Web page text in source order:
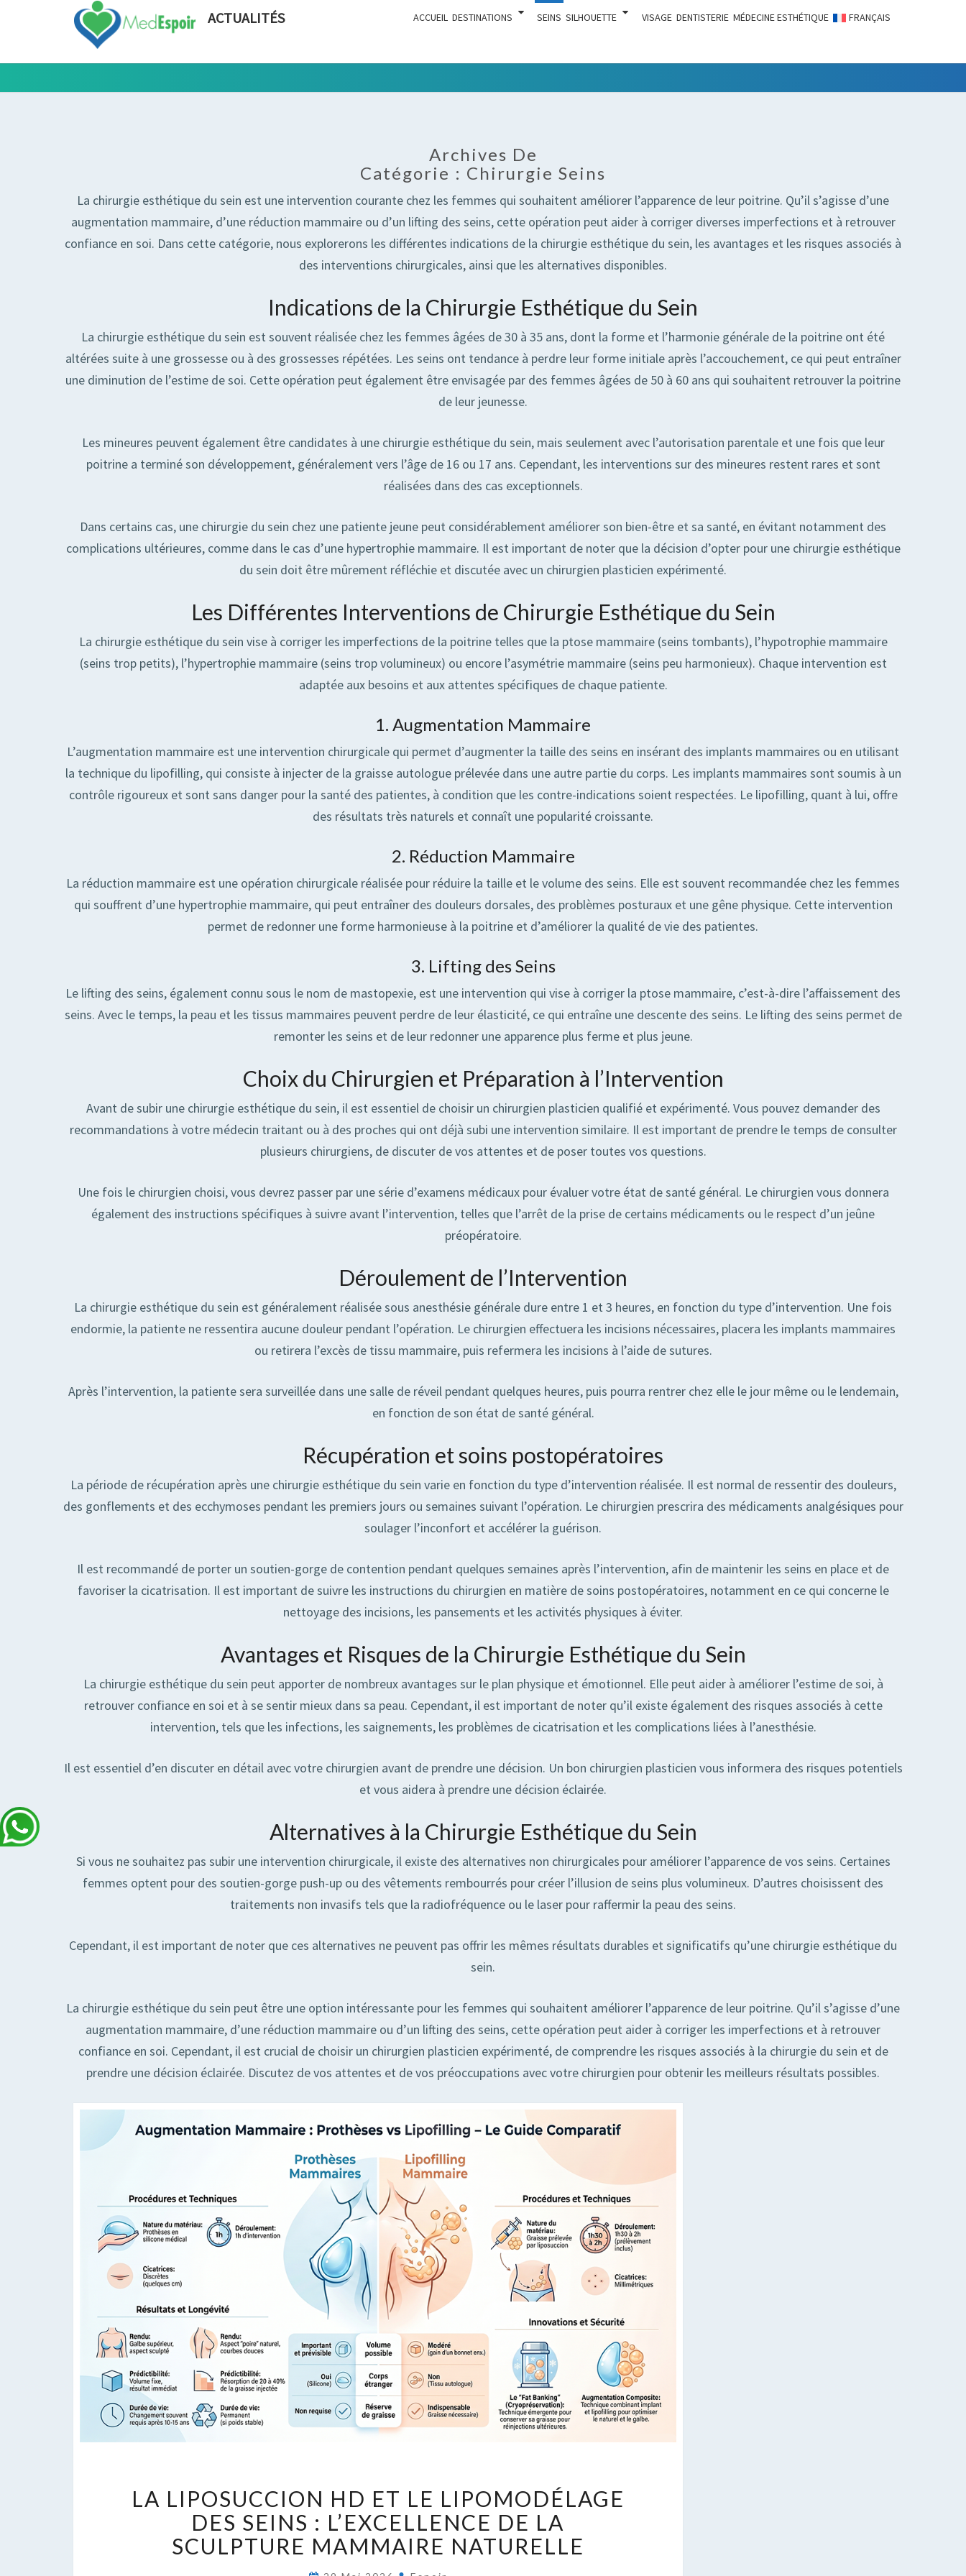
ACTUALITÉS ACCUEIL DESTINATIONS SEINS SILHOUETTE VISAGE DENTISTERIE MÉDECINE ESTHÉTIQUE FRANÇAIS
Tout Ce
Chirurgie
Esthétique
Archives De
Catégorie : Chirurgie Seins
La chirurgie esthétique du sein est une intervention courante chez les femmes qui souhaitent améliorer l’apparence de leur poitrine. Qu’il s’agisse d’une
augmentation mammaire, d’une réduction mammaire ou d’un lifting des seins, cette opération peut aider à corriger diverses imperfections et à retrouver
confiance en soi. Dans cette catégorie, nous explorerons les différentes indications de la chirurgie esthétique du sein, les avantages et les risques associés à
des interventions chirurgicales, ainsi que les alternatives disponibles.
Indications de la Chirurgie Esthétique du Sein
La chirurgie esthétique du sein est souvent réalisée chez les femmes âgées de 30 à 35 ans, dont la forme et l’harmonie générale de la poitrine ont été
altérées suite à une grossesse ou à des grossesses répétées. Les seins ont tendance à perdre leur forme initiale après l’accouchement, ce qui peut entraîner
une diminution de l’estime de soi. Cette opération peut également être envisagée par des femmes âgées de 50 à 60 ans qui souhaitent retrouver la poitrine
de leur jeunesse.
Les mineures peuvent également être candidates à une chirurgie esthétique du sein, mais seulement avec l’autorisation parentale et une fois que leur
poitrine a terminé son développement, généralement vers l’âge de 16 ou 17 ans. Cependant, les interventions sur des mineures restent rares et sont
réalisées dans des cas exceptionnels.
Dans certains cas, une chirurgie du sein chez une patiente jeune peut considérablement améliorer son bien-être et sa santé, en évitant notamment des
complications ultérieures, comme dans le cas d’une hypertrophie mammaire. Il est important de noter que la décision d’opter pour une chirurgie esthétique
du sein doit être mûrement réfléchie et discutée avec un chirurgien plasticien expérimenté.
Les Différentes Interventions de Chirurgie Esthétique du Sein
La chirurgie esthétique du sein vise à corriger les imperfections de la poitrine telles que la ptose mammaire (seins tombants), l’hypotrophie mammaire
(seins trop petits), l’hypertrophie mammaire (seins trop volumineux) ou encore l’asymétrie mammaire (seins peu harmonieux). Chaque intervention est
adaptée aux besoins et aux attentes spécifiques de chaque patiente.
1. Augmentation Mammaire
L’augmentation mammaire est une intervention chirurgicale qui permet d’augmenter la taille des seins en insérant des implants mammaires ou en utilisant
la technique du lipofilling, qui consiste à injecter de la graisse autologue prélevée dans une autre partie du corps. Les implants mammaires sont soumis à un
contrôle rigoureux et sont sans danger pour la santé des patientes, à condition que les contre-indications soient respectées. Le lipofilling, quant à lui, offre
des résultats très naturels et connaît une popularité croissante.
2. Réduction Mammaire
La réduction mammaire est une opération chirurgicale réalisée pour réduire la taille et le volume des seins. Elle est souvent recommandée chez les femmes
qui souffrent d’une hypertrophie mammaire, qui peut entraîner des douleurs dorsales, des problèmes posturaux et une gêne physique. Cette intervention
permet de redonner une forme harmonieuse à la poitrine et d’améliorer la qualité de vie des patientes.
3. Lifting des Seins
Le lifting des seins, également connu sous le nom de mastopexie, est une intervention qui vise à corriger la ptose mammaire, c’est-à-dire l’affaissement des
seins. Avec le temps, la peau et les tissus mammaires peuvent perdre de leur élasticité, ce qui entraîne une descente des seins. Le lifting des seins permet de
remonter les seins et de leur redonner une apparence plus ferme et plus jeune.
Choix du Chirurgien et Préparation à l’Intervention
Avant de subir une chirurgie esthétique du sein, il est essentiel de choisir un chirurgien plasticien qualifié et expérimenté. Vous pouvez demander des
recommandations à votre médecin traitant ou à des proches qui ont déjà subi une intervention similaire. Il est important de prendre le temps de consulter
plusieurs chirurgiens, de discuter de vos attentes et de poser toutes vos questions.
Une fois le chirurgien choisi, vous devrez passer par une série d’examens médicaux pour évaluer votre état de santé général. Le chirurgien vous donnera
également des instructions spécifiques à suivre avant l’intervention, telles que l’arrêt de la prise de certains médicaments ou le respect d’un jeûne
préopératoire.
Déroulement de l’Intervention
La chirurgie esthétique du sein est généralement réalisée sous anesthésie générale dure entre 1 et 3 heures, en fonction du type d’intervention. Une fois
endormie, la patiente ne ressentira aucune douleur pendant l’opération. Le chirurgien effectuera les incisions nécessaires, placera les implants mammaires
ou retirera l’excès de tissu mammaire, puis refermera les incisions à l’aide de sutures.
Après l’intervention, la patiente sera surveillée dans une salle de réveil pendant quelques heures, puis pourra rentrer chez elle le jour même ou le lendemain,
en fonction de son état de santé général.
Récupération et soins postopératoires
La période de récupération après une chirurgie esthétique du sein varie en fonction du type d’intervention réalisée. Il est normal de ressentir des douleurs,
des gonflements et des ecchymoses pendant les premiers jours ou semaines suivant l’opération. Le chirurgien prescrira des médicaments analgésiques pour
soulager l’inconfort et accélérer la guérison.
Il est recommandé de porter un soutien-gorge de contention pendant quelques semaines après l’intervention, afin de maintenir les seins en place et de
favoriser la cicatrisation. Il est important de suivre les instructions du chirurgien en matière de soins postopératoires, notamment en ce qui concerne le
nettoyage des incisions, les pansements et les activités physiques à éviter.
Avantages et Risques de la Chirurgie Esthétique du Sein
La chirurgie esthétique du sein peut apporter de nombreux avantages sur le plan physique et émotionnel. Elle peut aider à améliorer l’estime de soi, à
retrouver confiance en soi et à se sentir mieux dans sa peau. Cependant, il est important de noter qu’il existe également des risques associés à cette
intervention, tels que les infections, les saignements, les problèmes de cicatrisation et les complications liées à l’anesthésie.
Il est essentiel d’en discuter en détail avec votre chirurgien avant de prendre une décision. Un bon chirurgien plasticien vous informera des risques potentiels
et vous aidera à prendre une décision éclairée.
Alternatives à la Chirurgie Esthétique du Sein
Si vous ne souhaitez pas subir une intervention chirurgicale, il existe des alternatives non chirurgicales pour améliorer l’apparence de vos seins. Certaines
femmes optent pour des soutien-gorge push-up ou des vêtements rembourrés pour créer l’illusion de seins plus volumineux. D’autres choisissent des
traitements non invasifs tels que la radiofréquence ou le laser pour raffermir la peau des seins.
Cependant, il est important de noter que ces alternatives ne peuvent pas offrir les mêmes résultats durables et significatifs qu’une chirurgie esthétique du
sein.
La chirurgie esthétique du sein peut être une option intéressante pour les femmes qui souhaitent améliorer l’apparence de leur poitrine. Qu’il s’agisse d’une
augmentation mammaire, d’une réduction mammaire ou d’un lifting des seins, cette opération peut aider à corriger les imperfections et à retrouver
confiance en soi. Cependant, il est crucial de choisir un chirurgien plasticien expérimenté, de comprendre les risques associés à la chirurgie du sein et de
prendre une décision éclairée. Discutez de vos attentes et de vos préoccupations avec votre chirurgien pour obtenir les meilleurs résultats possibles.
LIPOSUCCION
HD
ET
LE
LIPOMODÉLAGE
LA LIPOSUCCION HD ET LE LIPOMODÉLAGE
DES SEINS : L’EXCELLENCE DE LA
SCULPTURE MAMMAIRE NATURELLE